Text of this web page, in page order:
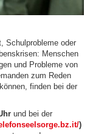
Schulprobleme oder
Menschen
und Probleme von
zum Reden
finden bei der
und bei der
)